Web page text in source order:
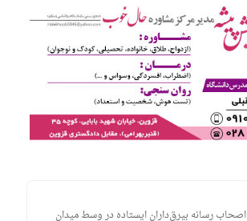
اصحاب رسانه بیرق‌داران ایستاده در وسط میدان